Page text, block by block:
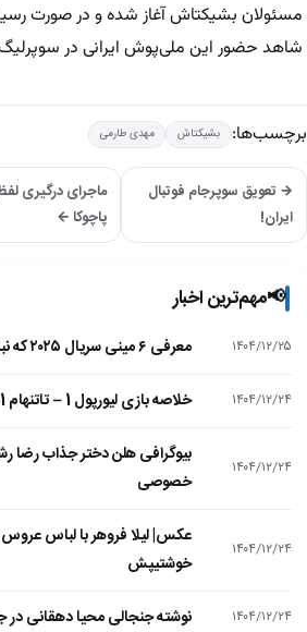
مسئولان بشیکتاش آغاز شده و در صورت
شاهد حضور این ملی‌پوش ایرانی در سوپرلیگ
برچسب‌ها: بشیکتاش مهدی طارمی
→ تعویق سوپرجام فوتبال
ایران!
ماجرای درگیری
پاچوکا ←
📢مهم‌ترین اخبار
۱۴۰۴/۱۲/۲۵ معرفی ۶ مینی سریال ۲۰۲۵ که نباید از دست بدهید!
۱۴۰۴/۱۲/۲۴ خلاصه بازی لیورپول 1 – تاتنهام 1 (لیگ برتر انگلیس)
۱۴۰۴/۱۲/۲۴
بیوگرافی هلن دختر جذاب
خصوصی
۱۴۰۴/۱۲/۲۴
عکس| لیلا فروهر با لباس عروس
خوشتیپش
۱۴۰۴/۱۲/۲۴ نوشته جنجالی محیا دهقانی در